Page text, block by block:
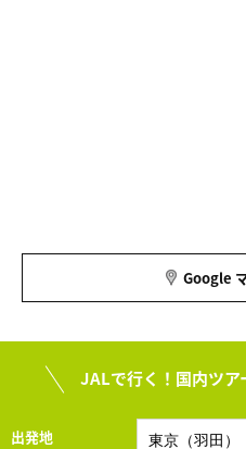
Google
JALで行く！国内ツ
出発地